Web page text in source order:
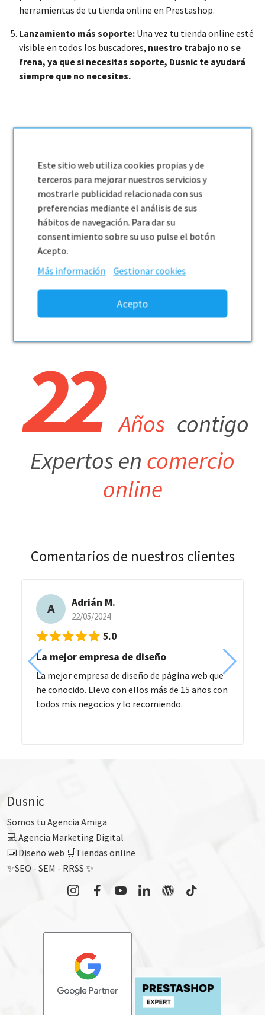
herramientas de tu tienda online en Prestashop.
Lanzamiento más soporte: Una vez tu tienda online esté
visible en todos los buscadores, nuestro trabajo no se
frena, ya que si necesitas soporte, Dusnic te ayudará
siempre que no necesites.
4.9/5
reseñas de nuestros clientes
22 Años contigo
Expertos en comercio
online
Comentarios de nuestros clientes
A Adrián M.
22/05/2024
5.0
La mejor empresa de diseño
La mejor empresa de diseño de página web que
he conocido. Llevo con ellos más de 15 años con
todos mis negocios y lo recomiendo.
Dusnic
Somos tu Agencia Amiga
💻 Agencia Marketing Digital
⌨️ Diseño web 🛒Tiendas online
✨SEO - SEM - RRSS ✨
Este sitio web utiliza cookies propias y de
terceros para mejorar nuestros servicios y
mostrarle publicidad relacionada con sus
preferencias mediante el análisis de sus
hábitos de navegación. Para dar su
consentimiento sobre su uso pulse el botón
Acepto.
Más información
Gestionar cookies